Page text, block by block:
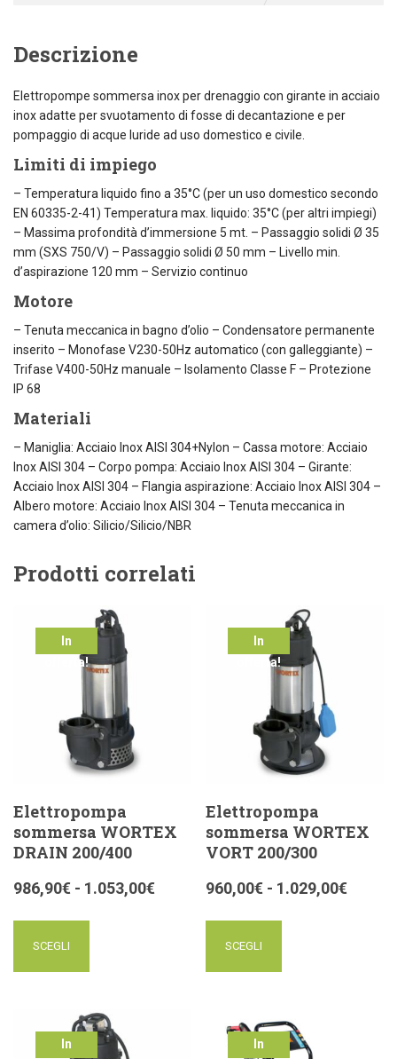
Descrizione
Elettropompe sommersa inox per drenaggio con girante in acciaio
inox adatte per svuotamento di fosse di decantazione e per
pompaggio di acque luride ad uso domestico e civile.
Limiti di impiego
– Temperatura liquido fino a 35°C (per un uso domestico secondo
EN 60335-2-41) Temperatura max. liquido: 35°C (per altri impiegi)
– Massima profondità d’immersione 5 mt. – Passaggio solidi Ø 35
mm (SXS 750/V) – Passaggio solidi Ø 50 mm – Livello min.
d’aspirazione 120 mm – Servizio continuo
Motore
– Tenuta meccanica in bagno d’olio – Condensatore permanente
inserito – Monofase V230-50Hz automatico (con galleggiante) –
Trifase V400-50Hz manuale – Isolamento Classe F – Protezione
IP 68
Materiali
– Maniglia: Acciaio Inox AISI 304+Nylon – Cassa motore: Acciaio
Inox AISI 304 – Corpo pompa: Acciaio Inox AISI 304 – Girante:
Acciaio Inox AISI 304 – Flangia aspirazione: Acciaio Inox AISI 304 –
Albero motore: Acciaio Inox AISI 304 – Tenuta meccanica in
camera d’olio: Silicio/Silicio/NBR
Prodotti correlati
In
offerta!
Elettropompa
sommersa WORTEX
DRAIN 200/400
986,90€ - 1.053,00€
SCEGLI
In
offerta!
Elettropompa
sommersa WORTEX
VORT 200/300
960,00€ - 1.029,00€
SCEGLI
In
In